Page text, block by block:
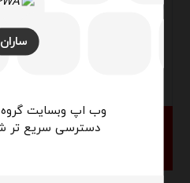
ساران
وب اپ وبسایت گروه
دسترسی سریع تر
فن کویل زمینی رو برو